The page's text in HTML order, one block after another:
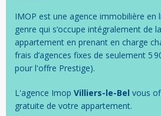
IMOP est une agence immobilière en
genre qui s’occupe intégralement de
appartement en prenant en charge
frais d’agences fixes de seulement 5
pour l'offre Prestige).
L'agence Imop Villiers-le-Bel vous
gratuite de votre appartement.